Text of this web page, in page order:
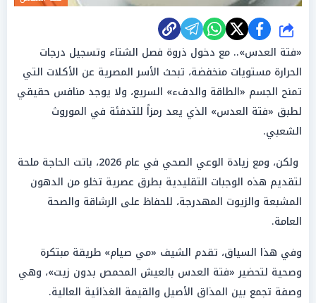
شارك
«فتة العدس».. مع دخول ذروة فصل الشتاء وتسجيل درجات
الحرارة مستويات منخفضة، تبحث الأسر المصرية عن الأكلات التي
تمنح الجسم «الطاقة والدفء» السريع، ولا يوجد منافس حقيقي
لطبق «فتة العدس» الذي يعد رمزاً للتدفئة في الموروث
الشعبي.
ولكن، ومع زيادة الوعي الصحي في عام 2026، باتت الحاجة ملحة
لتقديم هذه الوجبات التقليدية بطرق عصرية تخلو من الدهون
المشبعة والزيوت المهدرجة، للحفاظ على الرشاقة والصحة
العامة.
وفي هذا السياق، تقدم الشيف «مي صيام» طريقة مبتكرة
وصحية لتحضير «فتة العدس بالعيش المحمص بدون زيت»، وهي
وصفة تجمع بين المذاق الأصيل والقيمة الغذائية العالية.